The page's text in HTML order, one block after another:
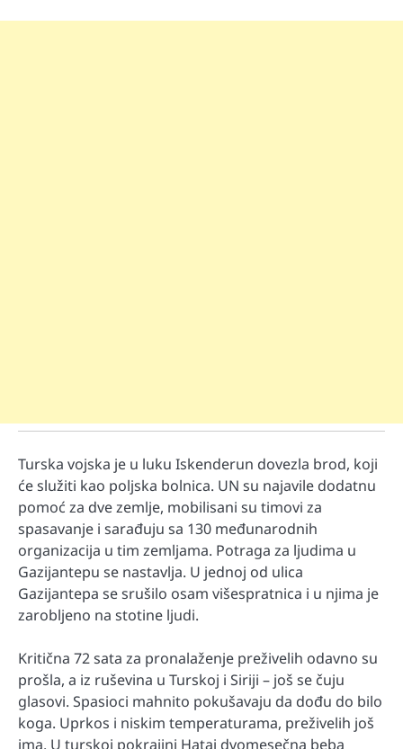
Turska vojska je u luku Iskenderun dovezla brod, koji
će služiti kao poljska bolnica. UN su najavile dodatnu
pomoć za dve zemlje, mobilisani su timovi za
spasavanje i sarađuju sa 130 međunarodnih
organizacija u tim zemljama. Potraga za ljudima u
Gazijantepu se nastavlja. U jednoj od ulica
Gazijantepa se srušilo osam višespratnica i u njima je
zarobljeno na stotine ljudi.
Kritična 72 sata za pronalaženje preživelih odavno su
prošla, a iz ruševina u Turskoj i Siriji – još se čuju
glasovi. Spasioci mahnito pokušavaju da dođu do bilo
koga. Uprkos i niskim temperaturama, preživelih još
ima. U turskoj pokrajini Hataj dvomesečna beba